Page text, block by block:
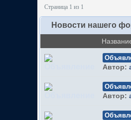
Страница 1 из 1
Новости нашего
Автор:
Автор: